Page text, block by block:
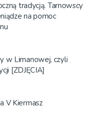
tradycją. Tarnowscy
na pomoc
w Limanowej, czyli
[ZDJĘCIA]
V Kiermasz